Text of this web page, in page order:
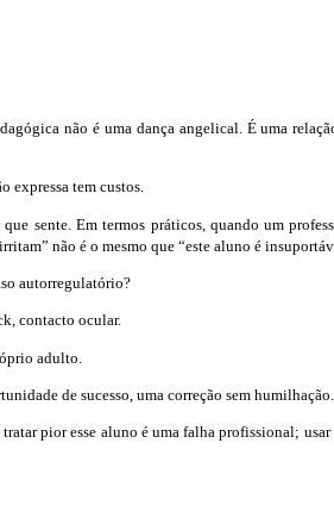
não é uma dança angelical. É uma
expressa tem custos.
sente. Em termos práticos, quando um
não é o mesmo que “este aluno é
autorregulatório?
contacto ocular.
adulto.
de sucesso, uma correção sem humilhação.
pior esse aluno é uma falha profissional;